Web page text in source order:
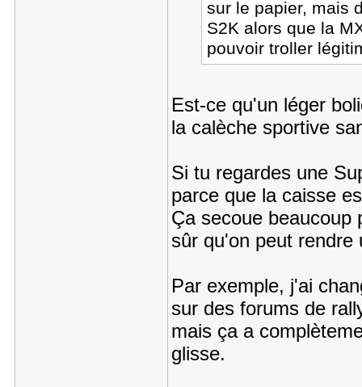
sur le papier, mais
S2K alors que la
pouvoir troller
Est-ce qu'un léger
la calèche sportive
Si tu regardes une
parce que la caisse
Ça secoue beaucoup
sûr qu'on peut
Par exemple, j'ai
sur des forums de
mais ça a
glisse.